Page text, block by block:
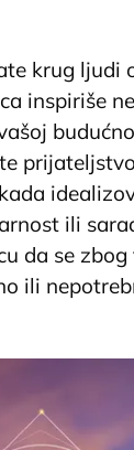
krug ljudi
inspiriše
ili
da se
ili